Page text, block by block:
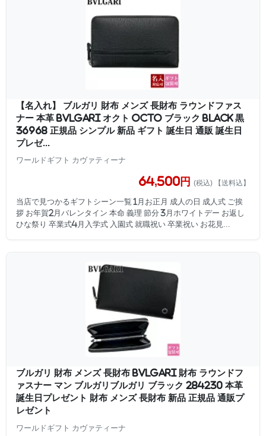
【名入れ】 ブルガリ 財布 メンズ 長財布 ラウンドファス
ナー 本革 BVLGARI オクト OCTO ブラック BLACK 黒
36968 正規品 シンプル 新品 ギフト 誕生日 通販 誕生日
プレゼ...
ワールドギフト カヴァティーナ
64,500円 (税込) 【送料込】
当店で見つかるギフトシーン一覧 1月お正月 成人の日 成人式 ご挨
拶 お年賀2月バレンタイン 本命 義理 節分 3月ホワイトデー お返し
ひな祭り 卒業式4月入学式 入園式 就職祝い 卒業祝い お花見...
ブルガリ 財布 メンズ 長財布 BVLGARI 財布 ラウンドフ
ァスナー マン ブルガリブルガリ ブラック 284230 本革
誕生日プレゼント 財布 メンズ 長財布 新品 正規品 通販プ
レゼント
ワールドギフト カヴァティーナ